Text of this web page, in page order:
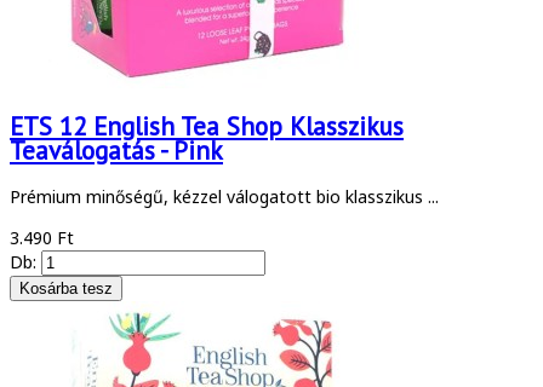
ETS 12 English Tea Shop Klasszikus
Teaválogatás - Pink
Prémium minőségű, kézzel válogatott bio klasszikus ...
3.490 Ft
Db: